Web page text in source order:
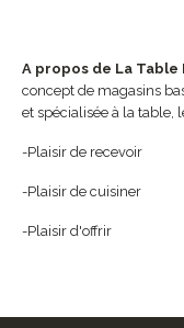
A propos de La Table
concept de magasins
et spécialisée à la table,
-Plaisir de recevoir
-Plaisir de cuisiner
-Plaisir d'offrir